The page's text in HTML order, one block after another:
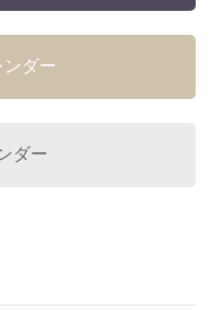
ンダー
ダー